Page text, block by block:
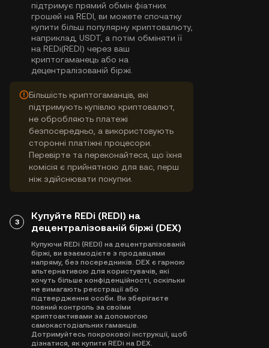
підтримує прямий обмін фіатних
грошей на REDI, ви можете спочатку
купити більш популярну криптовалюту,
наприклад, USDT, а потім обміняти її
на REDi(REDI) через ваш
криптогаманець або на
децентралізованій біржі.
Більшість криптогаманців, які
підтримують купівлю криптовалют,
не обробляють платежі
безпосередньо, а використовують
сторонні платіжні процесори.
Перевірте та переконайтеся, що їхня
комісія є прийнятною для вас, перш
ніж здійснювати покупки.
3
Купуйте REDi (REDI) на
децентралізованій біржі (DEX)
Купуючи REDi (REDI) на децентралізованій
біржі, ви взаємодієте з продавцями
напряму, без посередників. DEX є гарною
альтернативою для користувачів, які
хочуть більше конфіденційності, оскільки
не вимагають реєстрації або
підтвердження особи. Ви зберігаєте
повний контроль за своїми
криптоактивами за допомогою
самокастодіальних гаманців.
Дотримуйтесь покрокової інструкції, щоб
дізнатися, як купити REDi на DEX.